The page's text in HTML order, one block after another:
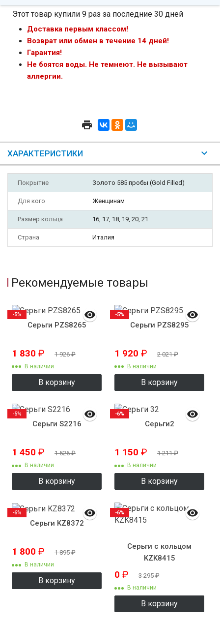
Этот товар купили 9 раз за последние 30 дней
Доставка первым классом!
Возврат или обмен в течение 14 дней!
Гарантия!
Не боятся воды. Не темнеют. Не вызывают
аллергии.
ХАРАКТЕРИСТИКИ
Покрытие Золото 585 пробы (Gold Filled)
Для кого Женщинам
Размер кольца 16, 17, 18, 19, 20, 21
Страна Италия
Рекомендуемые товары
Серьги PZS8265
1 830 ₽ 1 926₽
В наличии
В корзину
-5%
Серьги PZS8295
1 920 ₽ 2 021₽
В наличии
В корзину
-5%
Серьги S2216
1 450 ₽ 1 526₽
В наличии
В корзину
-5%
Серьги2
1 150 ₽ 1 211₽
В наличии
В корзину
-6%
Серьги KZ8372
1 800 ₽ 1 895₽
В наличии
В корзину
-6%
Серьги с кольцом
KZK8415
0 ₽ 3 295₽
В наличии
В корзину
-6%